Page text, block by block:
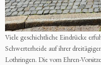
Viele geschichtliche Eindrücke
Schwerterheide auf ihrer
Lothringen. Die vom Ehren-